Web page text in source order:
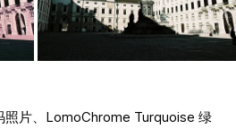
照片、LomoChrome Turquoise 绿